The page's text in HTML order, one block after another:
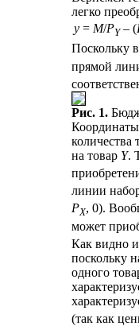
легко
y = M/PY– (
Поскольку
прямой
Рис. 1.
количества
на товар Y.
линии
РX, 0).
может
Как видно
поскольку
одного
(так как